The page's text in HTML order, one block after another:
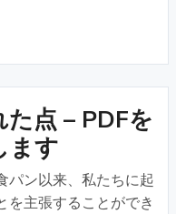
点 – PDFを
ます
パン以来、私たちに起
を主張することができ